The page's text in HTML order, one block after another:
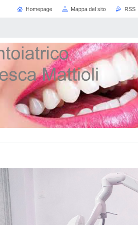
Homepage Mappa del sito RSS